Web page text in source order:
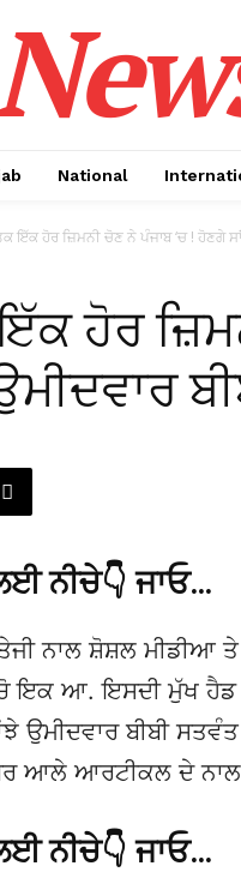
National
ਇੱਕ ਹੋਰ ਜ਼ਿਮਨੀ ਚੋਣ ਨੇ ਪੰਜਾਬ ‘ਚ ! ਹੋਣਗੇ
ਹੋਰ
ਨੀਚੇ👇 ਜਾਓ…
ਨਾਲ ਸ਼ੋਸ਼ਲ ਮੀਡੀਆ
ਇਕ ਆ. ਇਸਦੀ ਮੁੱਖ ਹੈਡ
ਉਮੀਦਵਾਰ ਬੀਬੀ
ਆਲੇ ਆਰਟੀਕਲ ਦੇ ਨਾਲ
ਨੀਚੇ👇 ਜਾਓ…